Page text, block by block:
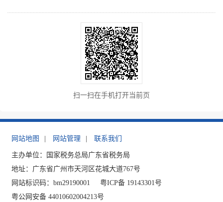
扫一扫在手机打开当前页
网站地图 网站管理 联系我们
主办单位：国家税务总局广东省税务局
地址：广东省广州市天河区花城大道767号
网站标识码：bm29190001
粤ICP备 19143301号
粤公网安备 44010602004213号